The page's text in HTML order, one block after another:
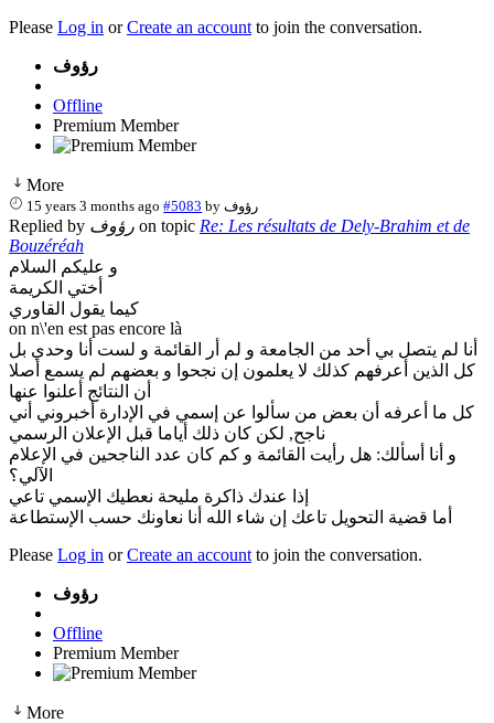
Please Log in orCreate an account to join the conversation.
رؤوف
Offline
Premium Member
More
15 years 3 months ago #5083 byرؤوف
Replied by رؤوف on topic Re: Les résultats de Dely-Brahim et de
Bouzéréah
و عليكم السلام
أختي الكريمة
كيما يقول القاوري
on n\'en est pas encore là
أنا لم يتصل بي أحد من الجامعة و لم أر القائمة و لست أنا وحدي بل
كل الذين أعرفهم كذلك لا يعلمون إن نجحوا و بعضهم لم يسمع أصلا
أن النتائج أعلنوا عنها
كل ما أعرفه أن بعض من سألوا عن إسمي في الإدارة أخبروني أني
ناجح, لكن كان ذلك أياما قبل الإعلان الرسمي
و أنا أسألك: هل رأيت القائمة و كم كان عدد الناجحين في الإعلام
الآلي؟
إذا عندك ذاكرة مليحة نعطيك الإسمي تاعي
أما قضية التحويل تاعك إن شاء الله أنا نعاونك حسب الإستطاعة
Please Log in orCreate an account to join the conversation.
رؤوف
Offline
Premium Member
More